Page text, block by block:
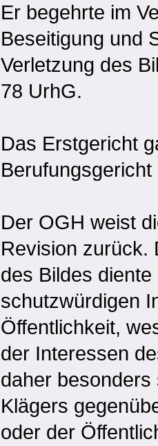
Er begehrte im
Beseitigung und
Verletzung des
78 UrhG.
Das Erstgericht
Der OGH weist
Revision zurück.
des Bildes diente
schutzwürdigen
Öffentlichkeit,
der Interessen
daher
Klägers
oder der